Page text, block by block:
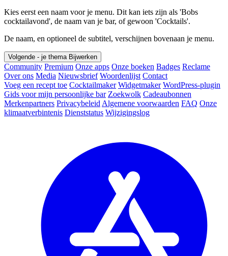
Kies eerst een naam voor je menu. Dit kan iets zijn als 'Bobs
cocktailavond', de naam van je bar, of gewoon 'Cocktails'.
De naam, en optioneel de subtitel, verschijnen bovenaan je menu.
Volgende - je thema Bijwerken
Community Premium Onze apps Onze boeken Badges Reclame
Over ons Media Nieuwsbrief Woordenlijst Contact
Voeg een recept toe Cocktailmaker Widgetmaker WordPress-plugin
Gids voor mijn persoonlijke bar Zoekwolk Cadeaubonnen
Merkenpartners Privacybeleid Algemene voorwaarden FAQ Onze
klimaatverbintenis Dienststatus Wijzigingslog